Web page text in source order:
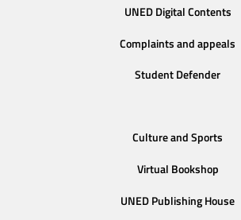
UNED Digital Contents
Complaints and appeals
Student Defender
Culture and Sports
Virtual Bookshop
UNED Publishing House